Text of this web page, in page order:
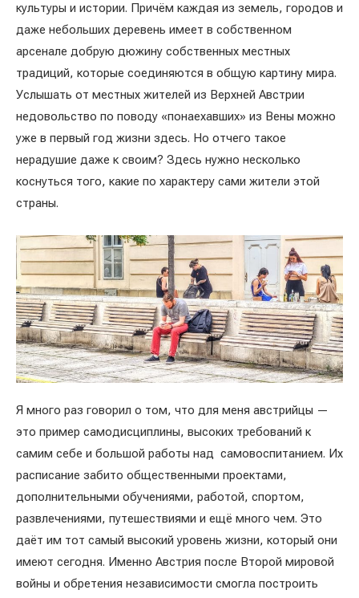
культуры и истории. Причём каждая из земель, городов и
даже небольших деревень имеет в собственном
арсенале добрую дюжину собственных местных
традиций, которые соединяются в общую картину мира.
Услышать от местных жителей из Верхней Австрии
недовольство по поводу «понаехавших» из Вены можно
уже в первый год жизни здесь. Но отчего такое
нерадушие даже к своим? Здесь нужно несколько
коснуться того, какие по характеру сами жители этой
страны.
Я много раз говорил о том, что для меня австрийцы —
это пример самодисциплины, высоких требований к
самим себе и большой работы над самовоспитанием. Их
расписание забито общественными проектами,
дополнительными обучениями, работой, спортом,
развлечениями, путешествиями и ещё много чем. Это
даёт им тот самый высокий уровень жизни, который они
имеют сегодня. Именно Австрия после Второй мировой
войны и обретения независимости смогла построить